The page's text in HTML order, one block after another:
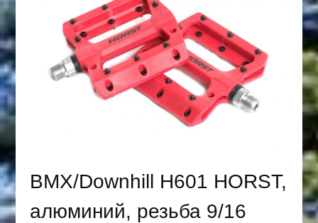
BMX/Downhill H601 HORST,
алюминий, резьба 9/16